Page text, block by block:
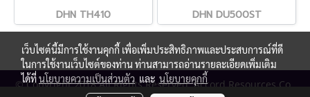
DHN TH410 DHN DU500ST
© Copyright 2018 All Rights Reserved. Accord Resources Co.,
เว็บไซต์นี้มีการใช้งานคุกกี้ เพื่อเพิ่มประสิทธิภาพและประสบการณ์ที่ดี
ในการใช้งานเว็บไซต์ของท่าน ท่านสามารถอ่านรายละเอียดเพิ่มเติม
ได้ที่นโยบายความเป็นส่วนตัว และ นโยบายคุกกี้